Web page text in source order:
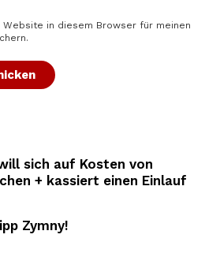
Website in diesem Browser für meinen
sich auf Kosten von
+ kassiert einen Einlauf
Zymny!